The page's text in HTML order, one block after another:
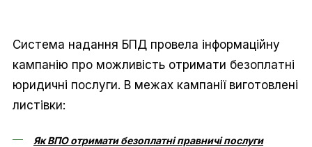
Система надання БПД провела інформаційну
кампанію про можливість отримати безоплатні
юридичні послуги. В межах кампанії виготовлені
листівки:
Як ВПО отримати безоплатні правничі послуги